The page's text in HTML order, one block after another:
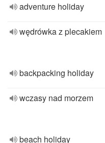
adventure holiday
wędrówka z plecakiem
backpacking holiday
wczasy nad morzem
beach holiday